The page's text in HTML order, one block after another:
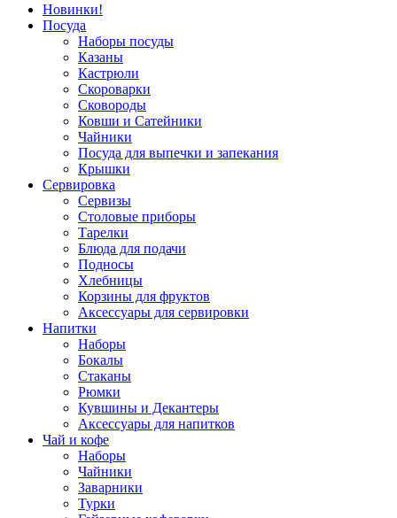
Новинки!
Посуда
Наборы посуды
Казаны
Кастрюли
Скороварки
Сковороды
Ковши и Сатейники
Чайники
Посуда для выпечки и запекания
Крышки
Сервировка
Сервизы
Столовые приборы
Тарелки
Блюда для подачи
Подносы
Хлебницы
Корзины для фруктов
Аксессуары для сервировки
Напитки
Наборы
Бокалы
Стаканы
Рюмки
Кувшины и Декантеры
Аксессуары для напитков
Чай и кофе
Наборы
Чайники
Заварники
Турки